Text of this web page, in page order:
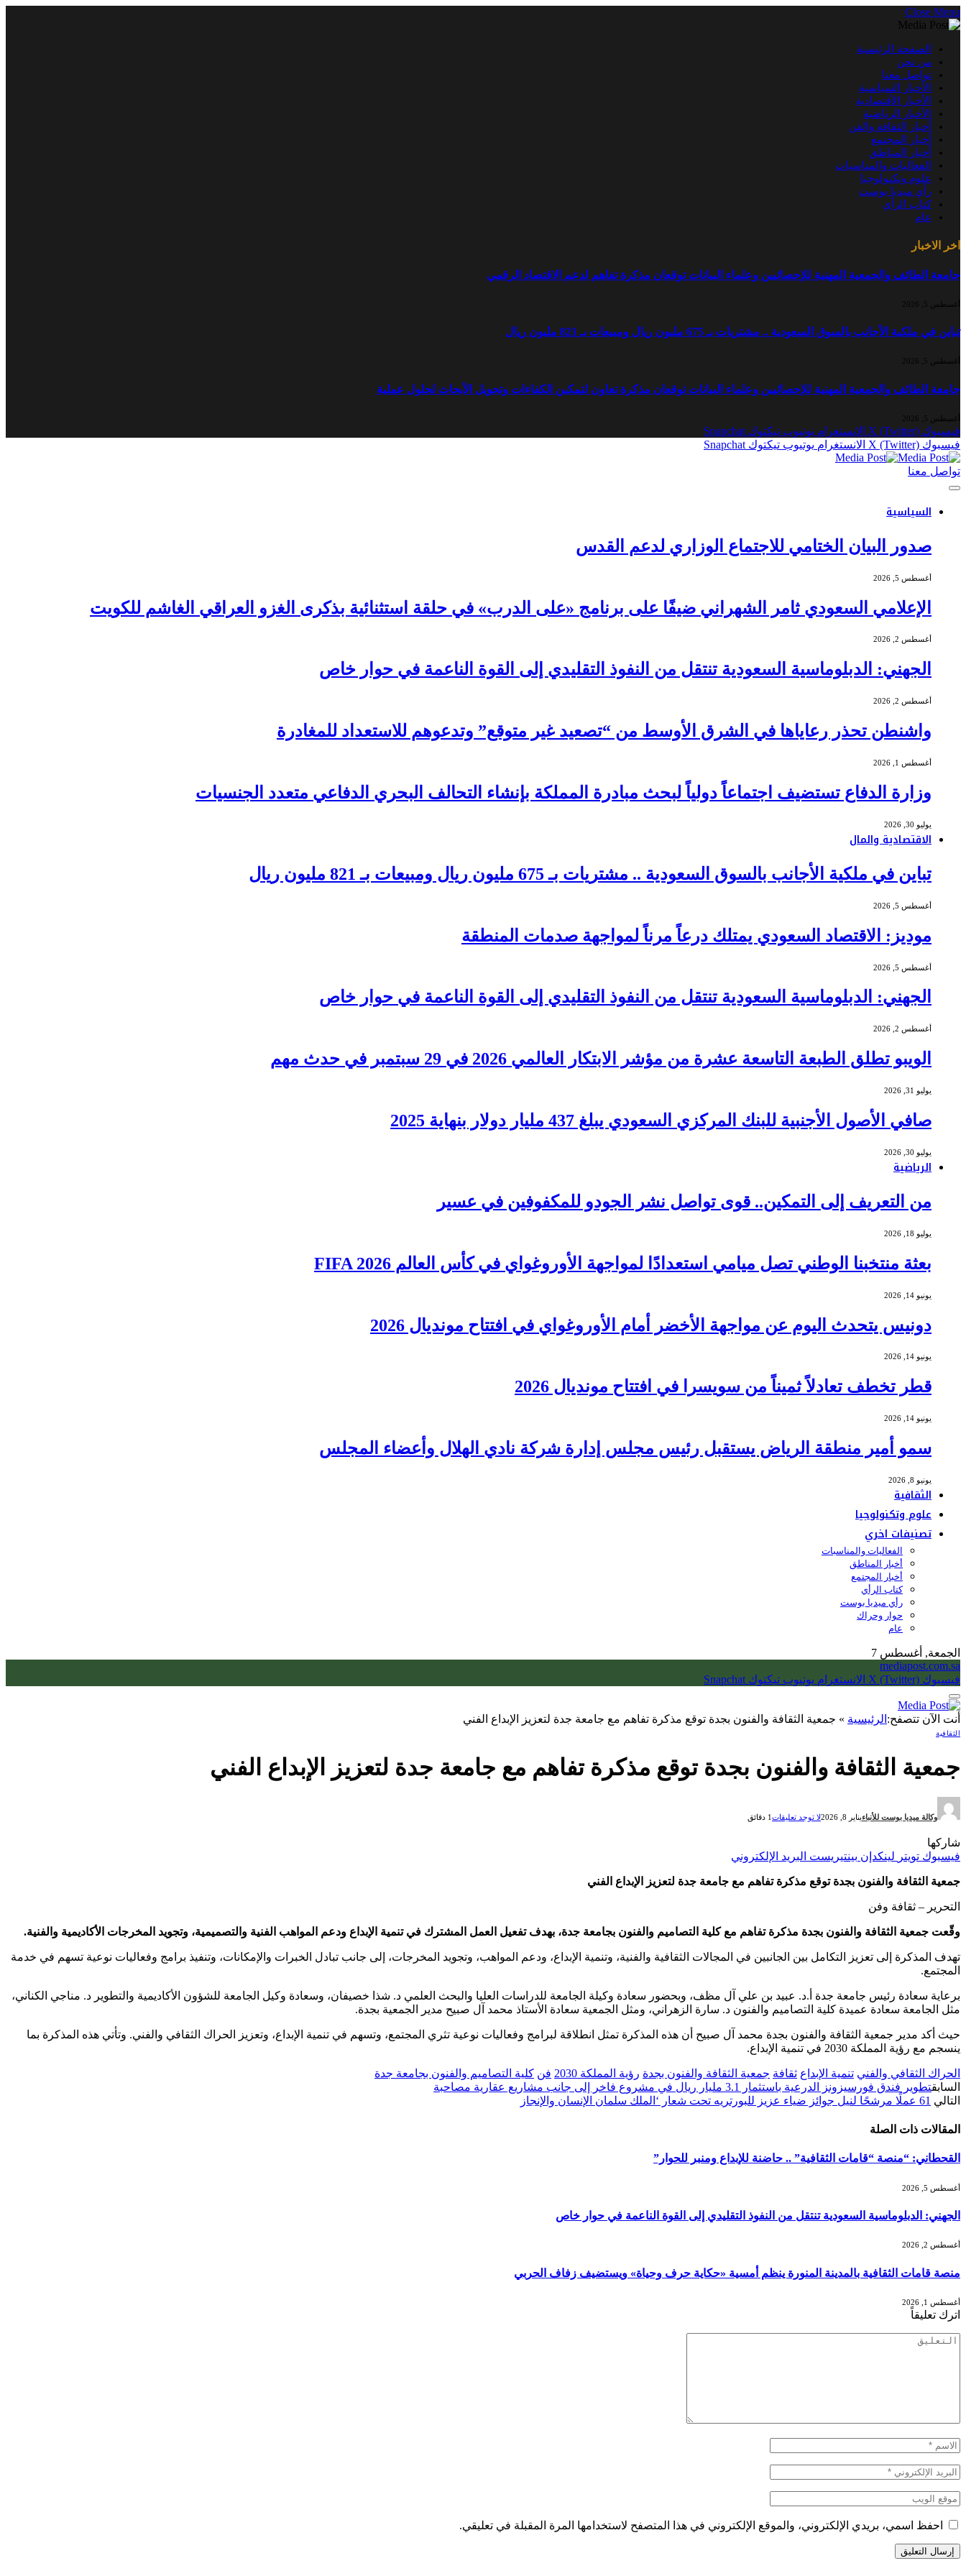
Close Menu
الصفحة الرئيسية
من نحن
تواصل معنا
الأخبار السياسية
الأخبار الأقتصادية
الأخبار الرياضية
أخبار الثقافة والفن
أخبار المجتمع
أخبار المناطق
الفعاليات والمناسبات
علوم وتكنولوجيا
رأي ميديا بوست
كتاب الرأي
عام
اخر الاخبار
جامعة الطائف والجمعية المهنية للإحصائيين وعلماء البيانات توقعان مذكرة تفاهم لدعم الاقتصاد الرقمي
أغسطس 5, 2026
تباين في ملكية الأجانب بالسوق السعودية .. مشتريات بـ 675 مليون ريال ومبيعات بـ 821 مليون ريال
أغسطس 5, 2026
جامعة الطائف والجمعية المهنية للإحصائيين وعلماء البيانات توقعان مذكرة تعاون لتمكين الكفاءات وتحويل الأبحاث لحلول عملية
أغسطس 5, 2026
فيسبوك X (Twitter) الانستغرام يوتيوب تيكتوك Snapchat
فيسبوك X (Twitter) الانستغرام يوتيوب تيكتوك Snapchat
تواصل معنا
السياسية
صدور البيان الختامي للاجتماع الوزاري لدعم القدس
أغسطس 5, 2026
الإعلامي السعودي ثامر الشهراني ضيفًا على برنامج «على الدرب» في حلقة استثنائية بذكرى الغزو العراقي الغاشم للكويت
أغسطس 2, 2026
الجهني: الدبلوماسية السعودية تنتقل من النفوذ التقليدي إلى القوة الناعمة في حوار خاص
أغسطس 2, 2026
واشنطن تحذر رعاياها في الشرق الأوسط من “تصعيد غير متوقع” وتدعوهم للاستعداد للمغادرة
أغسطس 1, 2026
وزارة الدفاع تستضيف اجتماعاً دولياً لبحث مبادرة المملكة بإنشاء التحالف البحري الدفاعي متعدد الجنسيات
يوليو 30, 2026
الاقتصادية والمال
تباين في ملكية الأجانب بالسوق السعودية .. مشتريات بـ 675 مليون ريال ومبيعات بـ 821 مليون ريال
أغسطس 5, 2026
موديز: الاقتصاد السعودي يمتلك درعاً مرناً لمواجهة صدمات المنطقة
أغسطس 5, 2026
الجهني: الدبلوماسية السعودية تنتقل من النفوذ التقليدي إلى القوة الناعمة في حوار خاص
أغسطس 2, 2026
الويبو تطلق الطبعة التاسعة عشرة من مؤشر الابتكار العالمي 2026 في 29 سبتمبر في حدث مهم
يوليو 31, 2026
صافي الأصول الأجنبية للبنك المركزي السعودي يبلغ 437 مليار دولار بنهاية 2025
يوليو 30, 2026
الرياضية
من التعريف إلى التمكين.. قوى تواصل نشر الجودو للمكفوفين في عسير
يوليو 18, 2026
بعثة منتخبنا الوطني تصل ميامي استعدادًا لمواجهة الأوروغواي في كأس العالم FIFA 2026
يونيو 14, 2026
دونيس يتحدث اليوم عن مواجهة الأخضر أمام الأوروغواي في افتتاح مونديال 2026
يونيو 14, 2026
قطر تخطف تعادلاً ثميناً من سويسرا في افتتاح مونديال 2026
يونيو 14, 2026
سمو أمير منطقة الرياض يستقبل رئيس مجلس إدارة شركة نادي الهلال وأعضاء المجلس
يونيو 8, 2026
الثقافية
علوم وتكنولوجيا
تصنيفات اخري
الفعاليات والمناسبات
أخبار المناطق
أخبار المجتمع
كتاب الرأي
رأي ميديا بوست
حوار وحراك
عام
الجمعة, أغسطس 7
mediapost.com.sa
فيسبوك X (Twitter) الانستغرام يوتيوب تيكتوك Snapchat
أنت الآن تتصفح: الرئيسية » جمعية الثقافة والفنون بجدة توقع مذكرة تفاهم مع جامعة جدة لتعزيز الإبداع الفني
الثقافية
جمعية الثقافة والفنون بجدة توقع مذكرة تفاهم مع جامعة جدة لتعزيز الإبداع الفني
وكالة ميديا بوست للأنباءيناير 8, 2026 لا توجد تعليقات1 دقائق
شاركها
فيسبوك تويتر لينكدإن بينتيريست البريد الإلكتروني
جمعية الثقافة والفنون بجدة توقع مذكرة تفاهم مع جامعة جدة لتعزيز الإبداع الفني
التحرير – ثقافة وفن
وقّعت جمعية الثقافة والفنون بجدة مذكرة تفاهم مع كلية التصاميم والفنون بجامعة جدة، بهدف تفعيل العمل المشترك في تنمية الإبداع ودعم المواهب الفنية والتصميمية، وتجويد المخرجات الأكاديمية والفنية.
تهدف المذكرة إلى تعزيز التكامل بين الجانبين في المجالات الثقافية والفنية، وتنمية الإبداع، ودعم المواهب، وتجويد المخرجات، إلى جانب تبادل الخبرات والإمكانات، وتنفيذ برامج وفعاليات نوعية تسهم في خدمة
المجتمع.
برعاية سعادة رئيس جامعة جدة أ.د. عبيد بن علي آل مظف، وبحضور سعادة وكيلة الجامعة للدراسات العليا والبحث العلمي د. شذا خصيفان، وسعادة وكيل الجامعة للشؤون الأكاديمية والتطوير د. مناجي الكناني،
مثل الجامعة سعادة عميدة كلية التصاميم والفنون د. سارة الزهراني، ومثل الجمعية سعادة الأستاذ محمد آل صبيح مدير الجمعية بجدة.
حيث أكد مدير جمعية الثقافة والفنون بجدة محمد آل صبيح أن هذه المذكرة تمثل انطلاقة لبرامج وفعاليات نوعية تثري المجتمع، وتسهم في تنمية الإبداع، وتعزيز الحراك الثقافي والفني. وتأتي هذه المذكرة بما
ينسجم مع رؤية المملكة 2030 في تنمية الإبداع.
الحراك الثقافي والفني تنمية الإبداع ثقافة جمعية الثقافة والفنون بجدة رؤية المملكة 2030 فن كلية التصاميم والفنون بجامعة جدة
السابقتطوير فندق فورسيزونز الدرعية باستثمار 3.1 مليار ريال في مشروع فاخر إلى جانب مشاريع عقارية مصاحبة
التالي 61 عملًا مرشحًا لنيل جوائز ضياء عزيز للبورتريه تحت شعار ‘الملك سلمان الإنسان والإنجاز
المقالات ذات الصلة
القحطاني: “منصة “قامات الثقافية” .. حاضنة للإبداع ومنبر للحوار”
أغسطس 5, 2026
الجهني: الدبلوماسية السعودية تنتقل من النفوذ التقليدي إلى القوة الناعمة في حوار خاص
أغسطس 2, 2026
منصة قامات الثقافية بالمدينة المنورة ينظم أمسية «حكاية حرف وحياة» ويستضيف زفاف الحربي
أغسطس 1, 2026
اترك تعليقاً
احفظ اسمي، بريدي الإلكتروني، والموقع الإلكتروني في هذا المتصفح لاستخدامها المرة المقبلة في تعليقي.